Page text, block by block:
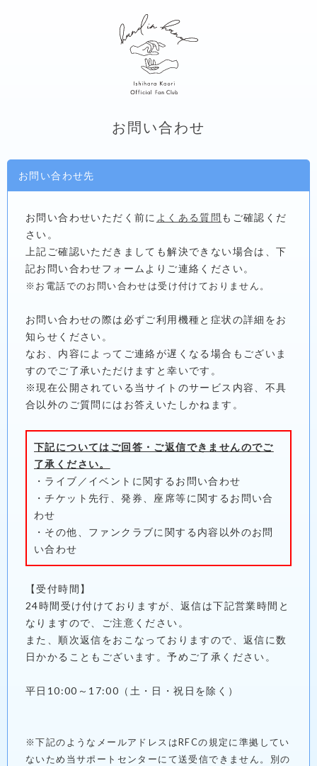
お問い合わせ
お問い合わせ先
お問い合わせいただく前に よくある質問 もご確認くだ
さい。
上記ご確認いただきましても解決できない場合は、下
記お問い合わせフォームよりご連絡ください。
※お電話でのお問い合わせは受け付けておりません。
お問い合わせの際は必ずご利用機種と症状の詳細をお
知らせください。
なお、内容によってご連絡が遅くなる場合もございま
すのでご了承いただけますと幸いです。
※現在公開されている当サイトのサービス内容、不具
合以外のご質問にはお答えいたしかねます。
下記についてはご回答・ご返信できませんのでご
了承ください。
・ライブ／イベントに関するお問い合わせ
・チケット先行、発券、座席等に関するお問い合
わせ
・その他、ファンクラブに関する内容以外のお問
い合わせ
【受付時間】
24時間受け付けておりますが、返信は下記営業時間と
なりますので、ご注意ください。
また、順次返信をおこなっておりますので、返信に数
日かかることもございます。予めご了承ください。
平日10:00～17:00（土・日・祝日を除く）
※下記のようなメールアドレスはRFCの規定に準拠してい
ないため当サポートセンターにて送受信できません。別の